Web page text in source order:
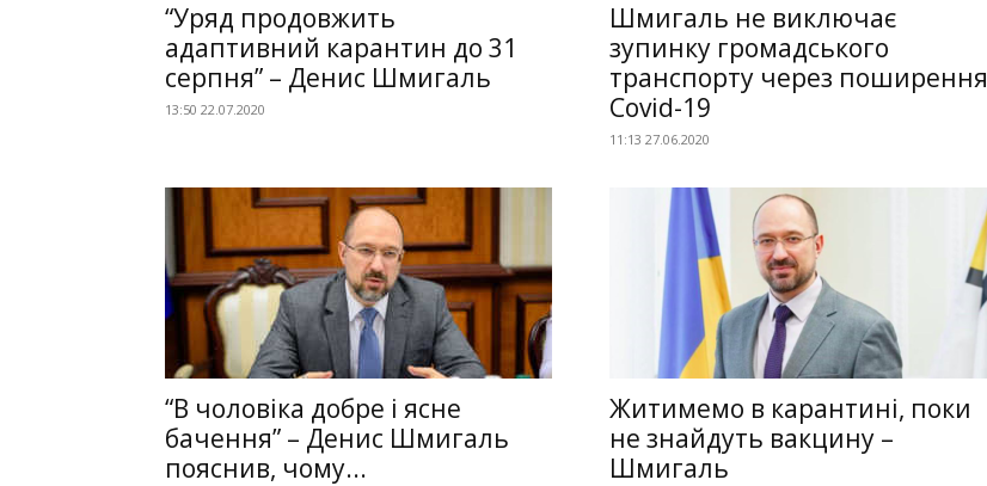
“Уряд продовжить
адаптивний карантин до 31
серпня” – Денис Шмигаль
13:50 22.07.2020
Шмигаль не виключає
зупинку громадського
транспорту через поширення
Covid-19
11:13 27.06.2020
“В чоловіка добре і ясне
бачення” – Денис Шмигаль
пояснив, чому...
Житимемо в карантині, поки
не знайдуть вакцину –
Шмигаль